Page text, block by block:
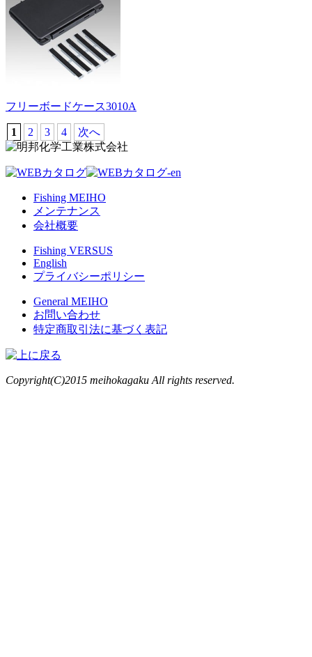
フリーボードケース3010A
1 2 3 4 次へ
Fishing MEIHO
メンテナンス
会社概要
Fishing VERSUS
English
プライバシーポリシー
General MEIHO
お問い合わせ
特定商取引法に基づく表記
Copyright(C)2015 meihokagaku All rights reserved.